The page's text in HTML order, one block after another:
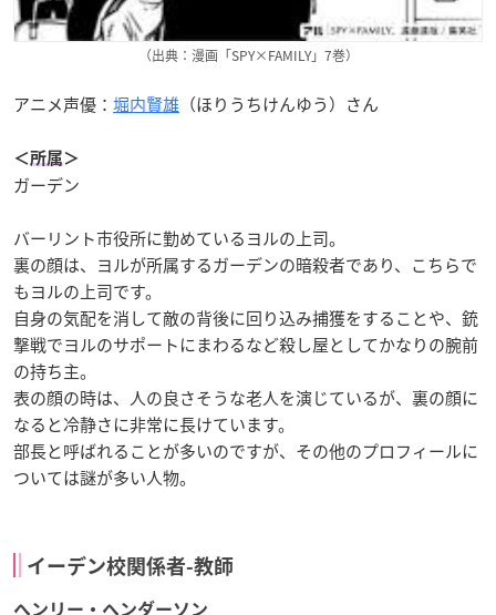
（出典：漫画「SPY×FAMILY」7巻）
アニメ声優： 堀内賢雄 （ほりうちけんゆう）さん
＜所属＞
ガーデン
バーリント市役所に勤めているヨルの上司。
裏の顔は、ヨルが所属するガーデンの暗殺者であり、こちらで
もヨルの上司です。
自身の気配を消して敵の背後に回り込み捕獲をすることや、銃
撃戦でヨルのサポートにまわるなど殺し屋としてかなりの腕前
の持ち主。
表の顔の時は、人の良さそうな老人を演じているが、裏の顔に
なると冷静さに非常に長けています。
部長と呼ばれることが多いのですが、その他のプロフィールに
ついては謎が多い人物。
イーデン校関係者-教師
ヘンリー・ヘンダーソン